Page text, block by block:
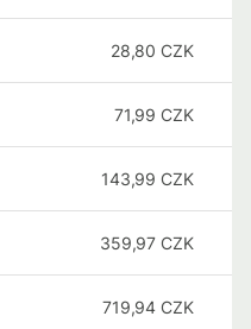
28,80 CZK
71,99 CZK
143,99 CZK
359,97 CZK
719,94 CZK